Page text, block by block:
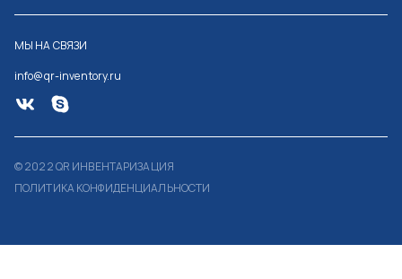
МЫ НА СВЯЗИ
info@qr-inventory.ru
© 2022 QR ИНВЕНТАРИЗАЦИЯ
ПОЛИТИКА КОНФИДЕНЦИАЛЬНОСТИ